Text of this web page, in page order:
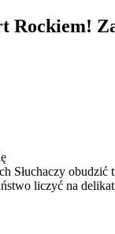
Rockiem!
Słuchaczy
liczyć na